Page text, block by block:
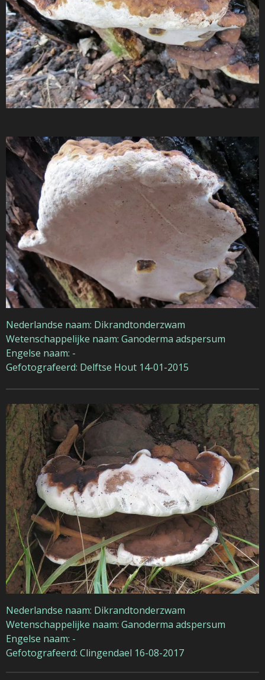
Nederlandse naam: Dikrandtonderzwam
Wetenschappelijke naam: Ganoderma adspersum
Engelse naam: -
Gefotografeerd: Delftse Hout 14-01-2015
Nederlandse naam: Dikrandtonderzwam
Wetenschappelijke naam: Ganoderma adspersum
Engelse naam: -
Gefotografeerd: Clingendael 16-08-2017